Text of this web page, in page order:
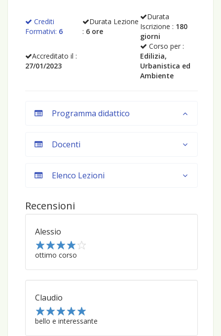
Crediti
Formativi: 6
Durata Lezione
: 6 ore
Durata
Iscrizione : 180
giorni
Accreditato il :
27/01/2023
Corso per :
Edilizia,
Urbanistica ed
Ambiente
Programma didattico
Docenti
Elenco Lezioni
Recensioni
Alessio
4
3
2
1
ottimo corso
Claudio
5
4
3
2
1
bello e interessante